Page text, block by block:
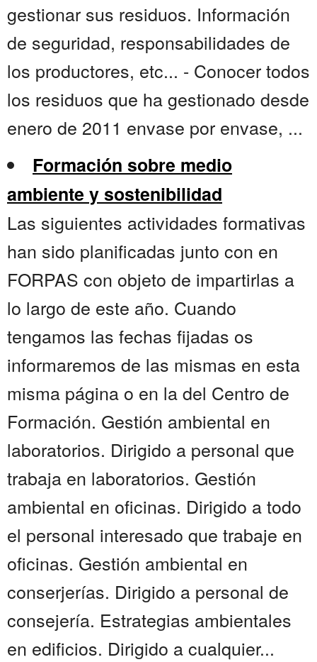
gestionar sus residuos. Información
de seguridad, responsabilidades de
los productores, etc... - Conocer todos
los residuos que ha gestionado desde
enero de 2011 envase por envase, ...
Formación sobre medio
ambiente y sostenibilidad
Las siguientes actividades formativas
han sido planificadas junto con en
FORPAS con objeto de impartirlas a
lo largo de este año. Cuando
tengamos las fechas fijadas os
informaremos de las mismas en esta
misma página o en la del Centro de
Formación. Gestión ambiental en
laboratorios. Dirigido a personal que
trabaja en laboratorios. Gestión
ambiental en oficinas. Dirigido a todo
el personal interesado que trabaje en
oficinas. Gestión ambiental en
conserjerías. Dirigido a personal de
consejería. Estrategias ambientales
en edificios. Dirigido a cualquier...